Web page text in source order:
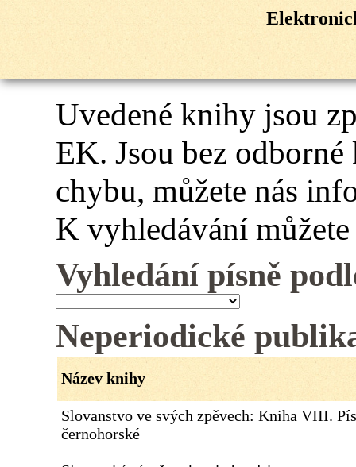
Uvedené knihy jsou
EK. Jsou bez
chybu, můžete nás
K vyhledávání
Vyhledání písně
Neperiodické
Název knihy
Slovanstvo ve svých zpěvech: Kniha VIII.
černohorské